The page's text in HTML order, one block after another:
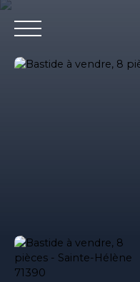
Estimation